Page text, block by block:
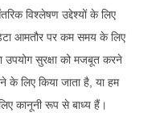
विश्लेषण उद्देश्यों के लिए
आमतौर पर कम समय के लिए
उपयोग सुरक्षा को मजबूत करने
के लिए किया जाता है, या हम
कानूनी रूप से बाध्य हैं।